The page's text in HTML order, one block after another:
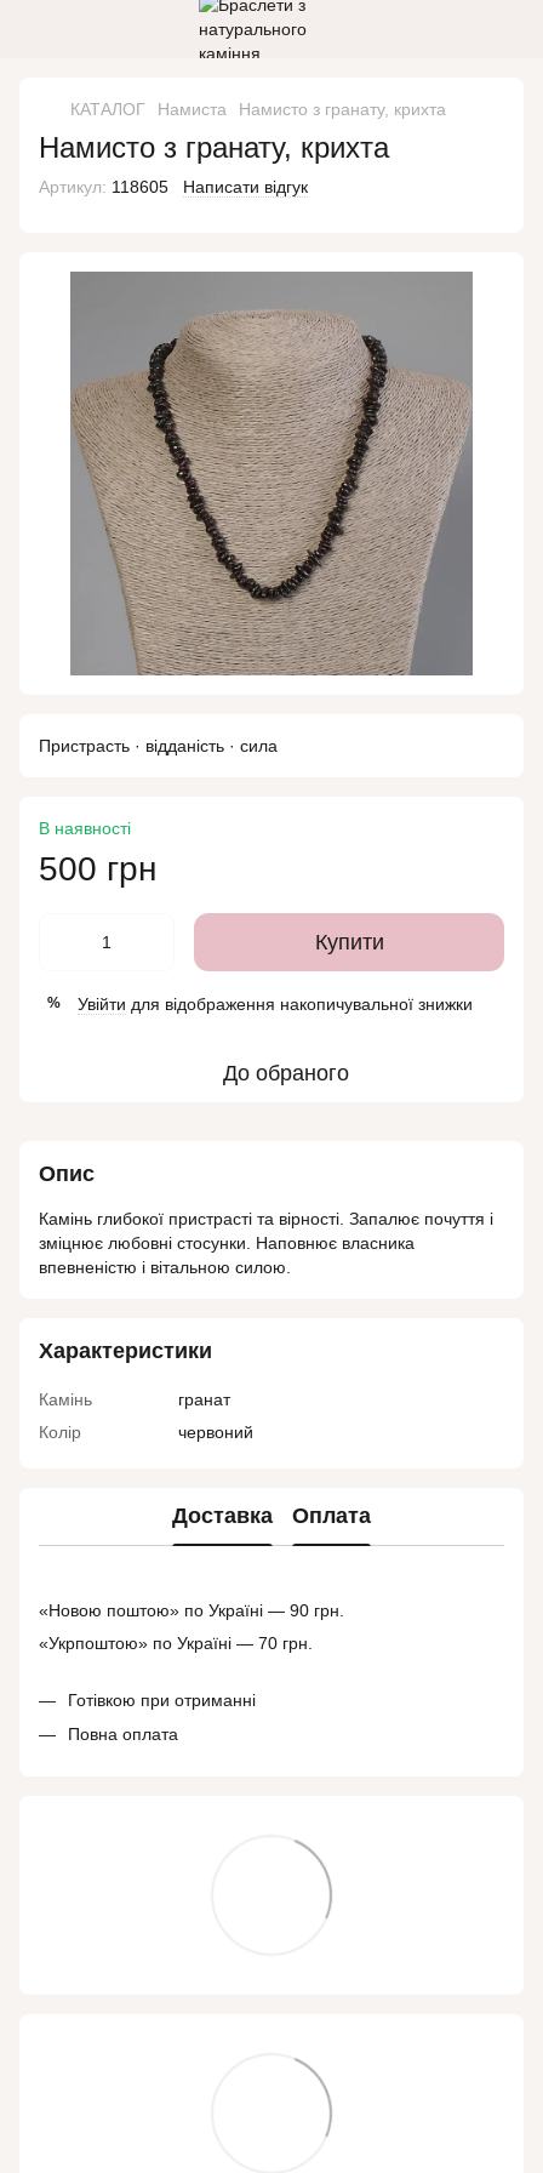
КАТАЛОГ Намиста Намисто з гранату, крихта
Намисто з гранату, крихта
Артикул: 118605 Написати відгук
Пристрасть · відданість · сила
В наявності
500 грн
Купити
% Увійти для відображення накопичувальної знижки
До обраного
Опис
Камінь глибокої пристрасті та вірності. Запалює почуття і
зміцнює любовні стосунки. Наповнює власника
впевненістю і вітальною силою.
Характеристики
Камінь
гранат
Колір
червоний
Доставка Оплата
«Новою поштою» по Україні — 90 грн.
«Укрпоштою» по Україні — 70 грн.
Готівкою при отриманні
Повна оплата